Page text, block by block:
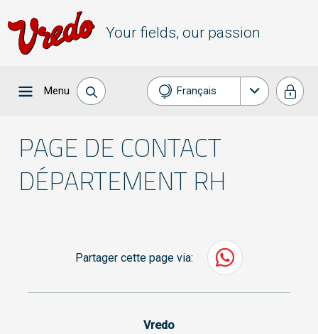
Your fields, our passion
Menu Français
English
Deutsch
PAGE DE CONTACT
DÉPARTEMENT RH
Partager cette page via:
Vredo